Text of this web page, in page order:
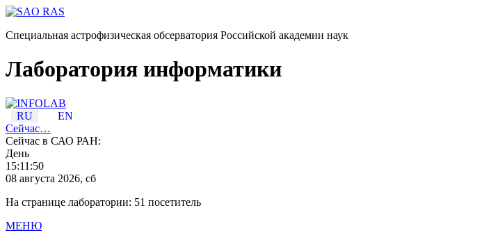
Специальная астрофизическая обсерватория Российской академии наук
Лаборатория информатики
RU
EN
Сейчас…
Сейчас в САО РАН:
День
15:11:50
08 августа 2026, сб
На странице лаборатории: 51 посетитель
МЕНЮ